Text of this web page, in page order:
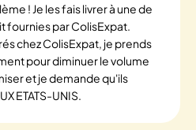
! Je les fais livrer à une de
fournies par ColisExpat.
chez ColisExpat, je prends
pour diminuer le volume
et je demande qu'ils
ETATS-UNIS.